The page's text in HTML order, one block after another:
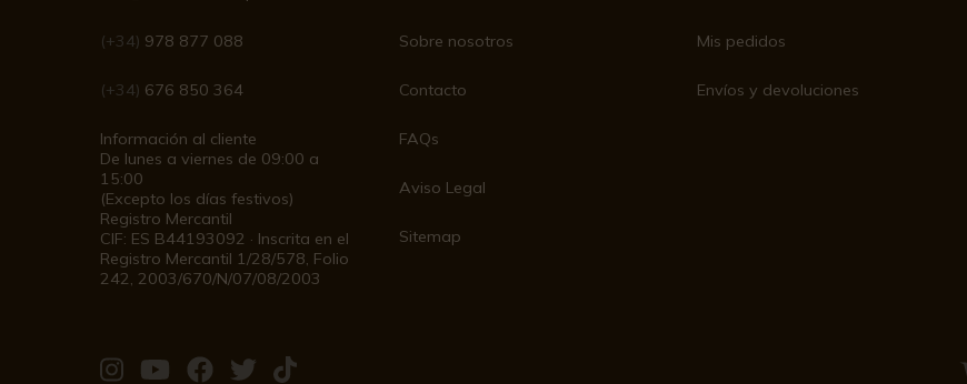
(+34) 978 877 088
(+34) 676 850 364
Información al cliente
De lunes a viernes de 09:00 a
15:00
(Excepto los días festivos)
Registro Mercantil
CIF: ES B44193092 · Inscrita en el
Registro Mercantil 1/28/578, Folio
242, 2003/670/N/07/08/2003
Sobre nosotros
Contacto
FAQs
Aviso Legal
Sitemap
Mis pedidos
Envíos y devoluciones